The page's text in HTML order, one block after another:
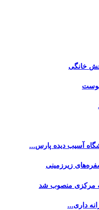
خانگی
آسیب دیده پارس...
زیرزمینی
مرکزی منصوب شد
داری...